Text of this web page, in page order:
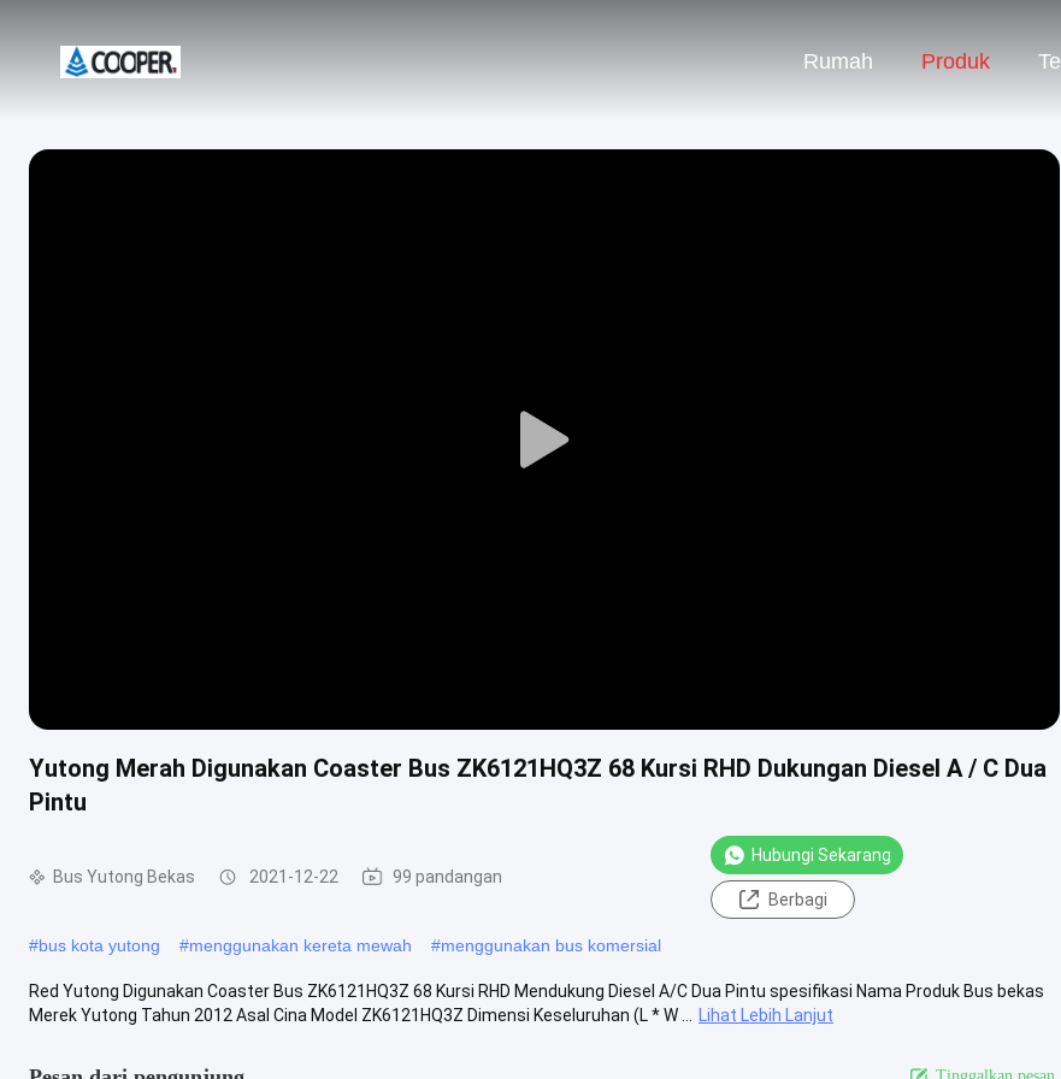
Rumah Produk
Play
Yutong Merah Digunakan Coaster Bus ZK6121HQ3Z 68 Kursi RHD Dukungan Diesel A / C Dua
Pintu
Bus Yutong Bekas 2021-12-22 99 pandangan
Hubungi Sekarang
Berbagi
#bus kota yutong #menggunakan kereta mewah #menggunakan bus komersial
Red Yutong Digunakan Coaster Bus ZK6121HQ3Z 68 Kursi RHD Mendukung Diesel A/C Dua Pintu spesifikasi Nama Produk Bus bekas
Merek Yutong Tahun 2012 Asal Cina Model ZK6121HQ3Z Dimensi Keseluruhan (L * W ...
Lihat Lebih Lanjut
Tinggalkan pesan.